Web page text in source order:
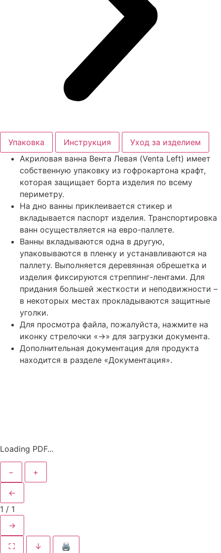
Упаковка Инструкция
Уход за изделием
Акриловая ванна Вента Левая (Venta Left) имеет
собственную упаковку из гофрокартона крафт,
которая защищает борта изделия по всему
периметру.
На дно ванны приклеивается стикер и
вкладывается паспорт изделия. Транспортировка
ванн осуществляется на евро-паллете.
Ванны вкладываются одна в другую,
упаковываются в пленку и устанавливаются на
паллету. Выполняется деревянная обрешетка и
изделия фиксируются стреппинг-лентами. Для
придания большей жесткости и неподвижности –
в некоторых местах прокладываются защитные
уголки.
Для просмотра файла, пожалуйста, нажмите на
иконку стрелочки «->» для загрузки документа.
Дополнительная документация для продукта
находится в разделе «Документация».
Loading PDF...
− +
←
1 / 1
→
⛶ ↓
🖨